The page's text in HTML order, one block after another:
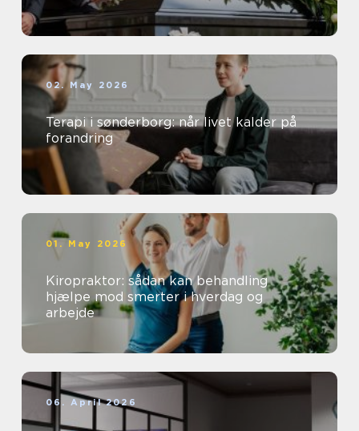
02. May 2026
Terapi i sønderborg: når livet kalder på
forandring
01. May 2026
Kiropraktor: sådan kan behandling
hjælpe mod smerter i hverdag og
arbejde
06. April 2026